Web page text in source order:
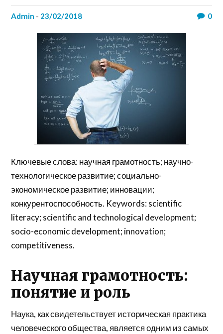
admin - 23/02/2018 0
Ключевые слова: научная грамотность; научно-
технологическое развитие; социально-
экономическое развитие; инновации;
конкурентоспособность. Keywords: scientific
literacy; scientific and technological development;
socio-economic development; innovation;
competitiveness.
Научная грамотность:
понятие и роль
Наука, как свидетельствует историческая практика
человеческого общества, является одним из самых